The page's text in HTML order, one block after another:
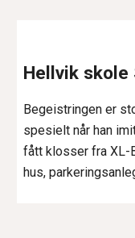
Hellvik skole
Begeistringen er
spesielt når han
fått klosser fra XL-
hus,